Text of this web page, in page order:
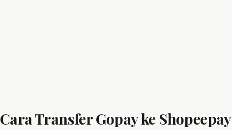
Cara Transfer Gopay ke Shopeepay